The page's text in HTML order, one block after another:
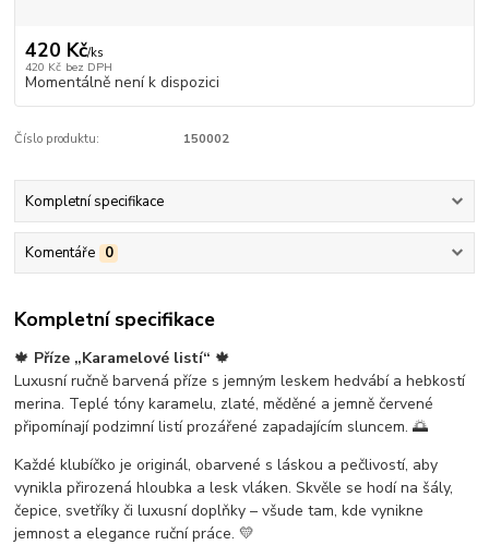
420 Kč/ks
420 Kč bez DPH
Momentálně není k dispozici
Číslo produktu: 150002
Kompletní specifikace
Komentáře 0
Kompletní specifikace
🍁 Příze „Karamelové listí“ 🍁
Luxusní ručně barvená příze s jemným leskem hedvábí a hebkostí
merina. Teplé tóny karamelu, zlaté, měděné a jemně červené
připomínají podzimní listí prozářené zapadajícím sluncem. 🌅
Každé klubíčko je originál, obarvené s láskou a pečlivostí, aby
vynikla přirozená hloubka a lesk vláken. Skvěle se hodí na šály,
čepice, svetříky či luxusní doplňky – všude tam, kde vynikne
jemnost a elegance ruční práce. 💛